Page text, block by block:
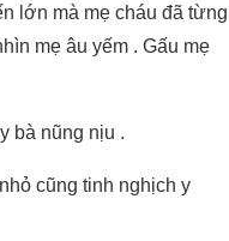
lớn mà mẹ cháu đã từng
mẹ âu yếm . Gấu mẹ
bà nũng nịu .
cũng tinh nghịch y